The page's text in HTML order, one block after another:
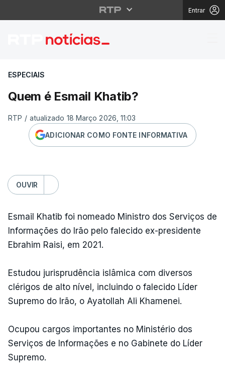
Entrar
Quem é Esmail
ESPECIAIS
Quem é Esmail Khatib?
RTP / atualizado 18 Março 2026, 11:03
ADICIONAR COMO FONTE INFORMATIVA
OUVIR
Esmail Khatib foi nomeado Ministro dos Serviços de
Informações do Irão pelo falecido ex-presidente
Ebrahim Raisi, em 2021.
Estudou jurisprudência islâmica com diversos
clérigos de alto nível, incluindo o falecido Líder
Supremo do Irão, o Ayatollah Ali Khamenei.
Ocupou cargos importantes no Ministério dos
Serviços de Informações e no Gabinete do Líder
Supremo.